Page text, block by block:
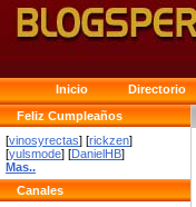
Inicio Directorio
Feliz Cumpleaños
[vinosyrectas] [rickzen]
[yulsmode] [DanielHB]
Mas..
Canales